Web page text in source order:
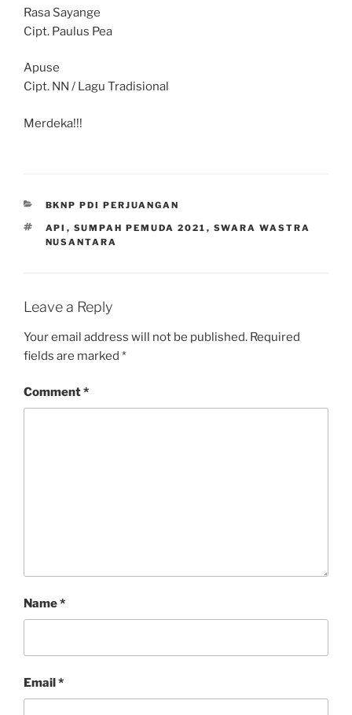
Rasa Sayange
Cipt. Paulus Pea
Apuse
Cipt. NN / Lagu Tradisional
Merdeka!!!
CATEGORIES
BKNP PDI PERJUANGAN
TAGS
API , SUMPAH PEMUDA 2021 , SWARA WASTRA
NUSANTARA
Leave a Reply
Your email address will not be published. Required
fields are marked *
Comment*
Name*
Email *